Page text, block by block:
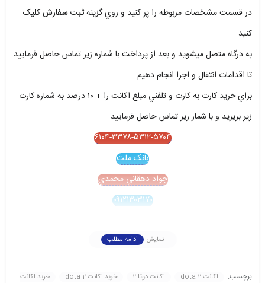
در قسمت مشخصات مربوطه را پر کنيد و روي گزينهثبت سفارشکليک
کنيد
به درگاه متصل ميشويد و بعد از پرداخت با شماره زير تماس حاصل فرماييد
تا اقدامات انتقال و اجرا انجام دهيم
براي خريد کارت به کارت و تلفني مبلغ اکانت را + ۱۰ درصد به شماره کارت
زير بريزيد و با شمار زير تماس حاصل فرماييد
۶۱۰۴-۳۳۷۸-۵۳۱۲-۵۷۰۴
بانک ملت
جواد دهقاني محمدي
۰۹۱۲۱۳۰۳۱۷۰
نمایش ادامه مطلب
برچسب: اکانت dota 2 اکانت دوتا 2 خريد اکانت dota 2
خريد اکانت